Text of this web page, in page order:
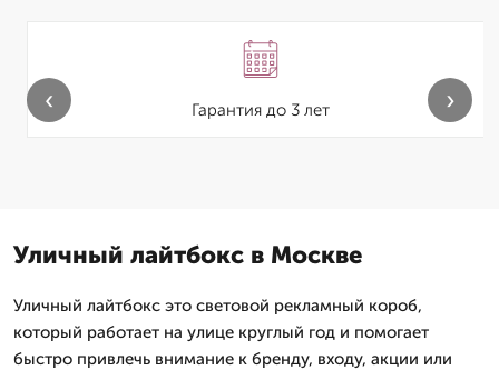
Гарантия до 3 лет
‹ ›
Уличный лайтбокс в Москве
Уличный лайтбокс это световой рекламный короб,
который работает на улице круглый год и помогает
быстро привлечь внимание к бренду, входу, акции или